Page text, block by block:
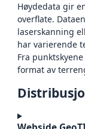
Høydedata gir
overflate.
laserskanning
har varierende
Fra
format av